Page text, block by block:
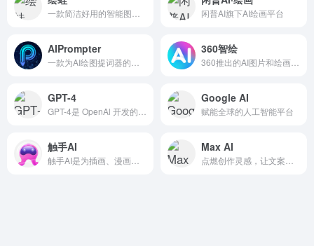
闲普AI旗下AI绘画平台
AIPrompter 360智绘
GPT-4 Google AI
赋能全球的人工智能平台
触手AI Max AI